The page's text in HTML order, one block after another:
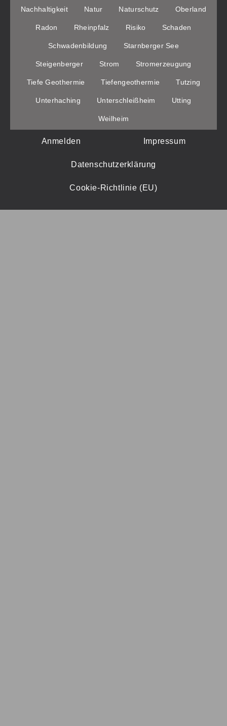
Nachhaltigkeit Natur Naturschutz Oberland
Radon Rheinpfalz Risiko Schaden
Schwadenbildung Starnberger See
Steigenberger Strom Stromerzeugung
Tiefe Geothermie Tiefengeothermie Tutzing
Unterhaching Unterschleißheim Utting
Weilheim
Anmelden Impressum
Datenschutzerklärung
Cookie-Richtlinie (EU)